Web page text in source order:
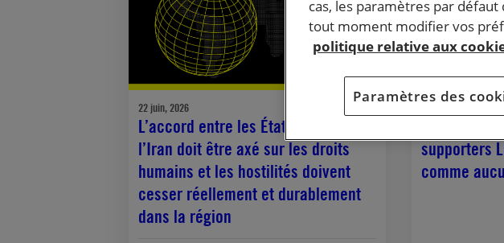
22 juin, 2026
L’accord entre les États-Unis et
l’Iran doit être axé sur les droits
humains et les hostilités doivent
cesser réellement et durablement
dans la région
supporters
comme
cas, les paramètres par
tout moment modifier vos
politique relative aux
Paramètres des